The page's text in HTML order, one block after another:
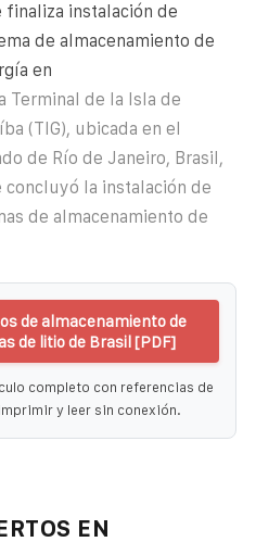
finaliza instalación de
de almacenamiento de
en
Terminal de la Isla de
(TIG), ubicada en el
de Río de Janeiro, Brasil,
concluyó la instalación de
de almacenamiento de
de almacenamiento de
de litio de Brasil [PDF]
completo con referencias de
y leer sin conexión.
EN